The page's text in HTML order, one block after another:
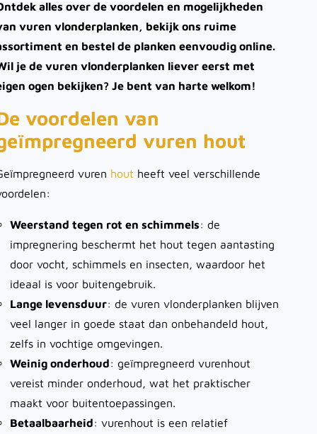
alles over de voordelen en mogelijkheden
vuren vlonderplanken, bekijk ons ruime
en bestel de planken eenvoudig online.
je de vuren vlonderplanken liever eerst met
ogen bekijken? Je bent van harte welkom!
voordelen van
vuren hout
vuren hout heeft veel verschillende
Weerstand tegen rot en schimmels: de
impregnering beschermt het hout tegen aantasting
door vocht, schimmels en insecten, waardoor het
ideaal is voor buitengebruik.
Lange levensduur: de vuren vlonderplanken blijven
veel langer in goede staat dan onbehandeld hout,
zelfs in vochtige omgevingen.
Weinig onderhoud: geïmpregneerd vurenhout
vereist minder onderhoud, wat het praktischer
maakt voor buitentoepassingen.
Betaalbaarheid: vurenhout is een relatief